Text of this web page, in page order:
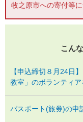
牧之原市への寄付等
こん
【申込締切８月24日
教室」のボランティ
パスポート(旅券)の申